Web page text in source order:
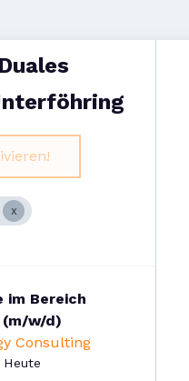
im Bereich
(m/w/d)
Consulting
Heute